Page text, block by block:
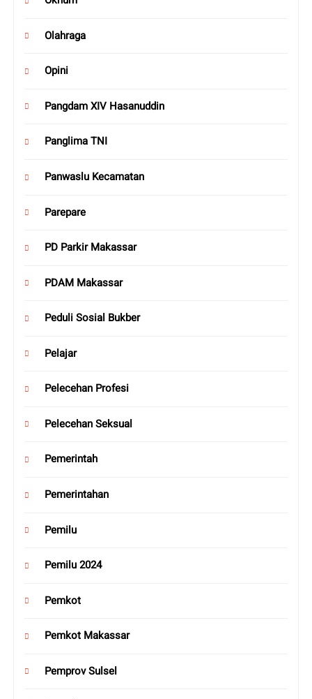
Olahraga
Opini
Pangdam XIV Hasanuddin
Panglima TNI
Panwaslu Kecamatan
Parepare
PD Parkir Makassar
PDAM Makassar
Peduli Sosial Bukber
Pelajar
Pelecehan Profesi
Pelecehan Seksual
Pemerintah
Pemerintahan
Pemilu
Pemilu 2024
Pemkot
Pemkot Makassar
Pemprov Sulsel